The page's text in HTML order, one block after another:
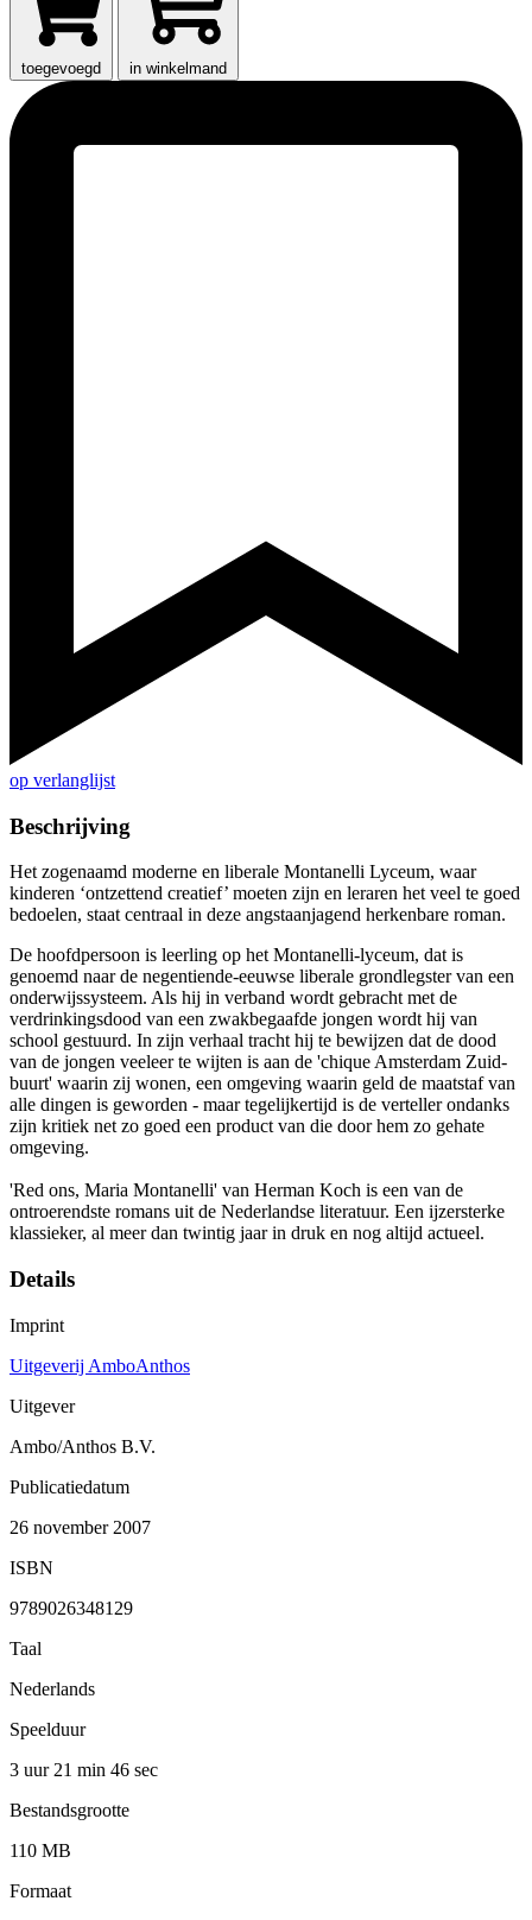
toegevoegd in winkelmand
op verlanglijst
Beschrijving
Het zogenaamd moderne en liberale Montanelli Lyceum, waar
kinderen ‘ontzettend creatief’ moeten zijn en leraren het veel te goed
bedoelen, staat centraal in deze angstaanjagend herkenbare roman.
De hoofdpersoon is leerling op het Montanelli-lyceum, dat is
genoemd naar de negentiende-eeuwse liberale grondlegster van een
onderwijssysteem. Als hij in verband wordt gebracht met de
verdrinkingsdood van een zwakbegaafde jongen wordt hij van
school gestuurd. In zijn verhaal tracht hij te bewijzen dat de dood
van de jongen veeleer te wijten is aan de 'chique Amsterdam Zuid-
buurt' waarin zij wonen, een omgeving waarin geld de maatstaf van
alle dingen is geworden - maar tegelijkertijd is de verteller ondanks
zijn kritiek net zo goed een product van die door hem zo gehate
omgeving.
'Red ons, Maria Montanelli' van Herman Koch is een van de
ontroerendste romans uit de Nederlandse literatuur. Een ijzersterke
klassieker, al meer dan twintig jaar in druk en nog altijd actueel.
Details
Imprint
Uitgeverij AmboAnthos
Uitgever
Ambo/Anthos B.V.
Publicatiedatum
26 november 2007
ISBN
9789026348129
Taal
Nederlands
Speelduur
3 uur 21 min 46 sec
Bestandsgrootte
110 MB
Formaat